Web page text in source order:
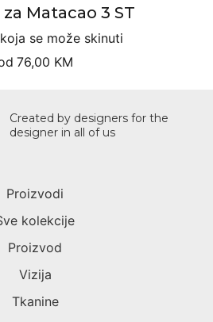
Matacao 3 ST
se može skinuti
76,00 KM
Created by designers for the
designer in all of us
Proizvodi
kolekcije
Proizvod
Vizija
Tkanine